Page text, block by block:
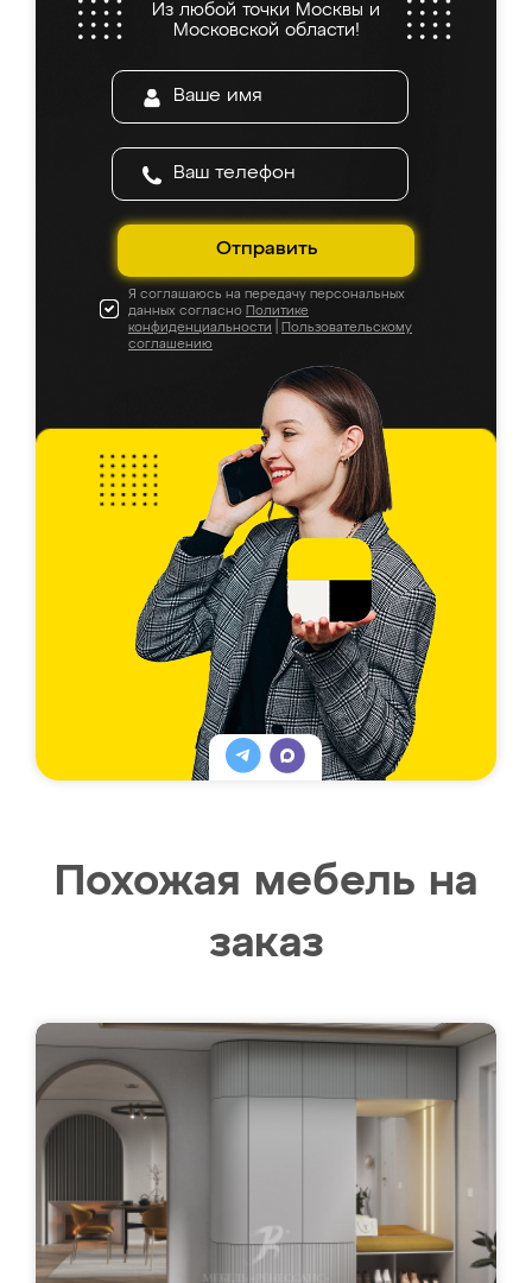
Из любой точки Москвы и
Московской области!
Отправить
Я соглашаюсь на передачу персональных
данных согласно Политике
конфиденциальности
Пользовательскому
соглашению
Похожая мебель на
заказ